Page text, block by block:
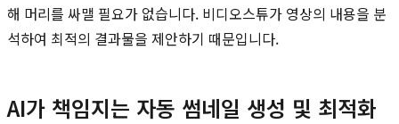
해 머리를 싸맬 필요가 없습니다. 비디오스튜가 영상의 내용을 분
석하여 최적의 결과물을 제안하기 때문입니다.
AI가 책임지는 자동 썸네일 생성 및 최적화